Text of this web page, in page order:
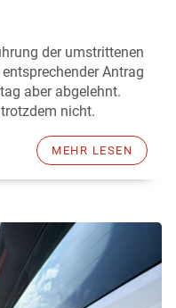
der umstrittenen
Antrag
aber abgelehnt.
nicht.
MEHR LESEN